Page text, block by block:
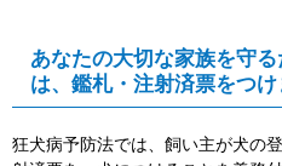
あなたの大切な家族を守
は、鑑札・注射済票をつけ
狂犬病予防法では、飼い主が犬の